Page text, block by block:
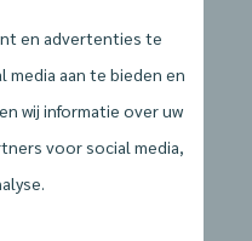
en advertenties te
aan te bieden en
wij informatie over uw
voor social media,